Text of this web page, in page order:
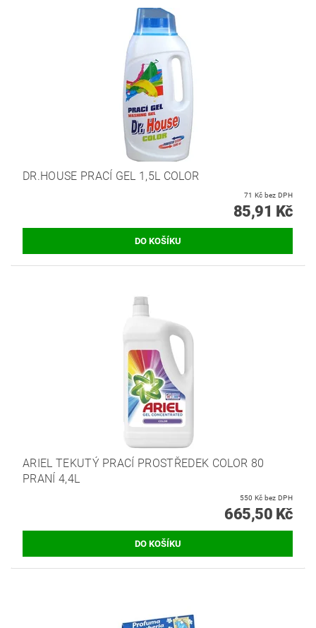
DR.HOUSE PRACÍ GEL 1,5L COLOR
71 Kč bez DPH
85,91 Kč
ARIEL TEKUTÝ PRACÍ PROSTŘEDEK COLOR 80
PRANÍ 4,4L
550 Kč bez DPH
665,50 Kč